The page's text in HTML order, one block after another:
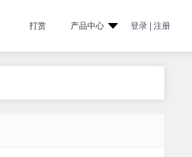
打赏 产品中心 登录 | 注册